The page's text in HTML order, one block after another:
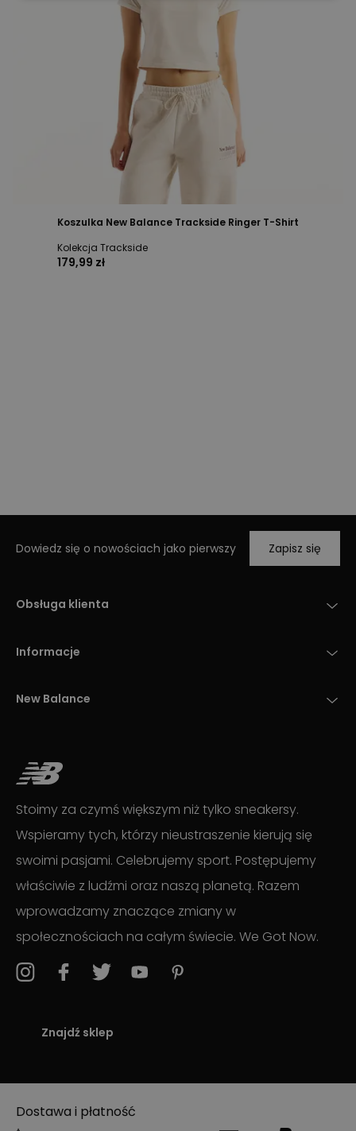
Koszulka New Balance Trackside Ringer T-Shirt
Kolekcja Trackside
179,99 zł
Dowiedz się o nowościach jako pierwszy Zapisz się
Obsługa klienta
Informacje
New Balance
Stoimy za czymś większym niż tylko sneakersy.
Wspieramy tych, którzy nieustraszenie kierują się
swoimi pasjami. Celebrujemy sport. Postępujemy
właściwie z ludźmi oraz naszą planetą. Razem
wprowadzamy znaczące zmiany w
społecznościach na całym świecie. We Got Now.
Znajdź sklep
Dostawa i płatność